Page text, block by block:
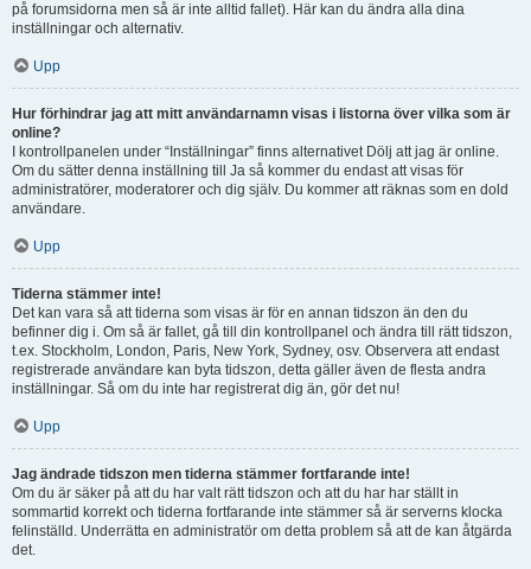
på forumsidorna men så är inte alltid fallet). Här kan du ändra alla dina
inställningar och alternativ.
Upp
Hur förhindrar jag att mitt användarnamn visas i listorna över vilka som är
online?
I kontrollpanelen under “Inställningar” finns alternativet Dölj att jag är online.
Om du sätter denna inställning till Ja så kommer du endast att visas för
administratörer, moderatorer och dig själv. Du kommer att räknas som en dold
användare.
Upp
Tiderna stämmer inte!
Det kan vara så att tiderna som visas är för en annan tidszon än den du
befinner dig i. Om så är fallet, gå till din kontrollpanel och ändra till rätt tidszon,
t.ex. Stockholm, London, Paris, New York, Sydney, osv. Observera att endast
registrerade användare kan byta tidszon, detta gäller även de flesta andra
inställningar. Så om du inte har registrerat dig än, gör det nu!
Upp
Jag ändrade tidszon men tiderna stämmer fortfarande inte!
Om du är säker på att du har valt rätt tidszon och att du har har ställt in
sommartid korrekt och tiderna fortfarande inte stämmer så är serverns klocka
felinställd. Underrätta en administratör om detta problem så att de kan åtgärda
det.